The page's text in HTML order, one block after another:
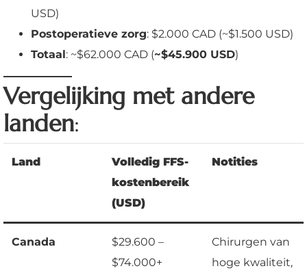
USD)
Postoperatieve zorg: $2.000 CAD (~$1.500 USD)
Totaal: ~$62.000 CAD (~$45.900 USD)
Vergelijking met andere
landen:
Land
Volledig FFS-
kostenbereik
(USD)
Notities
Canada
$29.600 –
$74.000+
Chirurgen van
hoge kwaliteit,